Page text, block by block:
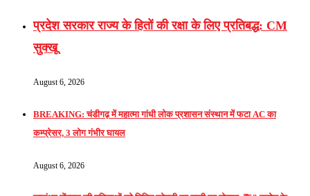
प्रदेश सरकार राज्य के हितों की रक्षा के लिए प्रतिबद्ध: CM
सुक्खू
August 6, 2026
BREAKING: चंडीगढ़ में महात्मा गांधी लोक प्रशासन संस्थान में फटा AC का
कम्प्रेसर, 3 लोग गंभीर घायल
August 6, 2026